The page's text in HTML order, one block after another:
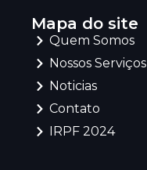
Mapa do site
Quem Somos
Nossos Serviços
Noticias
Contato
IRPF 2024